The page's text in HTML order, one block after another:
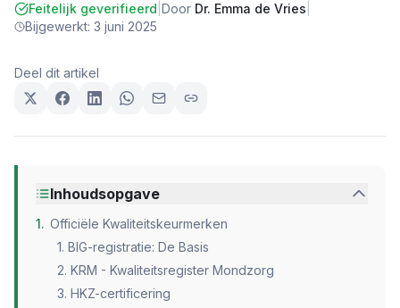
Feitelijk geverifieerd Door Dr. Emma de Vries
Bijgewerkt: 3 juni 2025
Deel dit artikel
Inhoudsopgave
1. Officiële Kwaliteitskeurmerken
1. BIG-registratie: De Basis
2. KRM - Kwaliteitsregister Mondzorg
3. HKZ-certificering